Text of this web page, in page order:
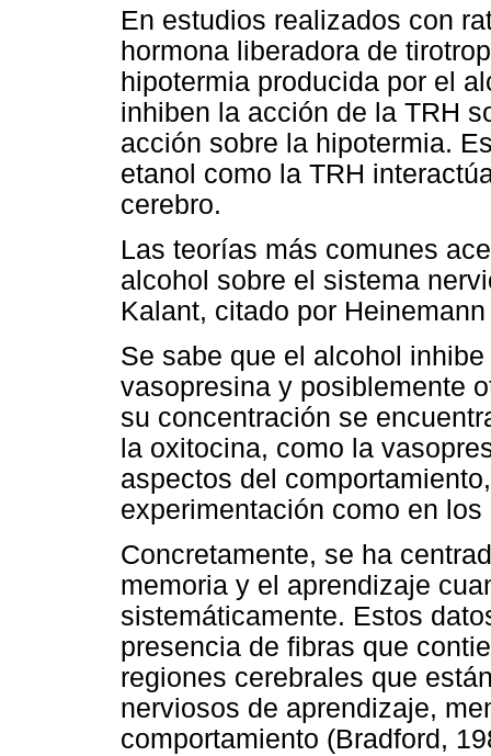
En estudios realizados con
hormona liberadora de
hipotermia producida por el
inhiben la acción de la TRH
acción sobre la hipotermia.
etanol como la TRH
cerebro.
Las teorías más comunes
alcohol sobre el sistema
Kalant, citado por
Se sabe que el alcohol
vasopresina y posiblemente
su concentración se
la oxitocina, como la
aspectos del
experimentación como en
Concretamente, se ha
memoria y el aprendizaje
sistemáticamente. Estos
presencia de fibras que
regiones cerebrales que
nerviosos de aprendizaje,
comportamiento (Bradford,